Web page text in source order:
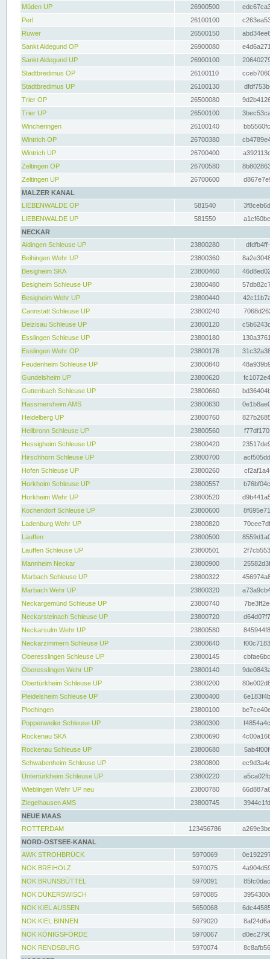
Müden UP
26900500
Perl
26100100
Ruwer
26500150
Sankt Aldegund OP
26900080
Sankt Aldegund UP
26900100
Stadtbredimus OP
26100110
Stadtbredimus UP
26100130
Trier OP
26500080
Trier UP
26500100
Wincheringen
26100140
Wintrich OP
26700380
Wintrich UP
26700400
Zeltingen OP
26700580
Zeltingen UP
26700600
MALZER KANAL
LIEBENWALDE OP
581540
LIEBENWALDE UP
581550
NECKAR
Aldingen Schleuse UP
23800280
Beihingen Wehr UP
23800360
Besigheim SKA
23800460
Besigheim Schleuse UP
23800480
Besigheim Wehr UP
23800440
Cannstatt Schleuse UP
23800240
Deizisau Schleuse UP
23800120
Esslingen Schleuse UP
23800180
Esslingen Wehr OP
23800176
Feudenheim Schleuse UP
23800840
Gundelsheim UP
23800620
Guttenbach Schleuse UP
23800660
Hassmersheim AMS
23800630
Heidelberg UP
23800760
Heilbronn Schleuse UP
23800560
Hessigheim Schleuse UP
23800420
Hirschhorn Schleuse UP
23800700
Hofen Schleuse UP
23800260
Horkheim Schleuse UP
23800557
Horkheim Wehr UP
23800520
Kochendorf Schleuse UP
23800600
Ladenburg Wehr UP
23800820
Lauffen
23800500
Lauffen Schleuse UP
23800501
Mannheim Neckar
23800900
Marbach Schleuse UP
23800322
Marbach Wehr UP
23800320
Neckargemünd Schleuse UP
23800740
Neckarsteinach Schleuse UP
23800720
Neckarsulm Wehr UP
23800580
Neckarzimmern Schleuse UP
23800640
Oberesslingen Schleuse UP
23800145
Oberesslingen Wehr UP
23800140
Obertürkheim Schleuse UP
23800200
Pleidelsheim Schleuse UP
23800400
Plochingen
23800100
Poppenweiler Schleuse UP
23800300
Rockenau SKA
23800690
Rockenau Schleuse UP
23800680
Schwabenheim Schleuse UP
23800800
Untertürkheim Schleuse UP
23800220
Wieblingen Wehr UP neu
23800780
Ziegelhausen AMS
23800745
NEUE MAAS
ROTTERDAM
123456786
NORD-OSTSEE-KANAL
AWK STROHBRÜCK
5970069
NOK BREIHOLZ
5970075
NOK BRUNSBÜTTEL
5970091
NOK DÜKERSWISCH
5970085
NOK KIEL AUSSEN
5650068
NOK KIEL BINNEN
5979020
NOK KÖNIGSFÖRDE
5970067
NOK RENDSBURG
5970074